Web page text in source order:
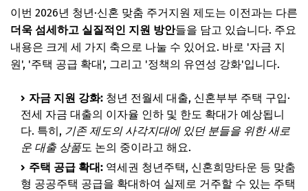
이번 2026년 청년·신혼 맞춤 주거지원 제도는 이전과는 다른
더욱 섬세하고 실질적인 지원 방안들을 담고 있습니다. 주요
내용은 크게 세 가지 축으로 나눌 수 있어요. 바로 '자금 지
원', '주택 공급 확대', 그리고 '정책의 유연성 강화'입니다.
자금 지원 강화: 청년 전월세 대출, 신혼부부 주택 구입·
전세 자금 대출의 이자율 인하 및 한도 확대가 예상됩니
다. 특히, 기존 제도의 사각지대에 있던 분들을 위한 새로
운 대출 상품도 논의 중이라고 해요.
주택 공급 확대: 역세권 청년주택, 신혼희망타운 등 맞춤
형 공공주택 공급을 확대하여 실제로 거주할 수 있는 주택